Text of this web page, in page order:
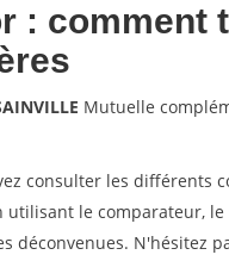
: comment
Mutuelle
consulter les différents
utilisant le comparateur,
déconvenues. N'hésitez